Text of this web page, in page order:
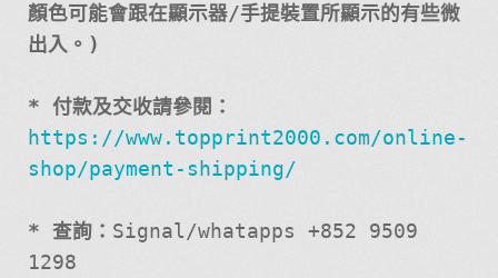
顏色可能會跟在顯示器/手提裝置所顯示的有些微
出入。)
* 付款及交收請參閱：
https://www.topprint2000.com/online-
shop/payment-shipping/
* 查詢： Signal/whatapps +852 9509
1298